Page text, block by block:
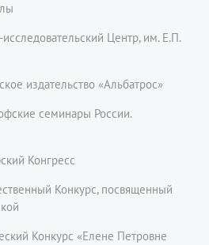
Центр, им. Е.П.
издательство «Альбатрос»
семинары России.
Конгресс
Конкурс, посвященный
Конкурс «Елене Петровне